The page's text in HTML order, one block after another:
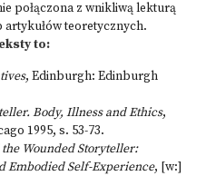
połączona z wnikliwą lekturą
teoretycznych.
to:
, Edinburgh: Edinburgh
Body, Illness and Ethics,
1995, s. 53-73.
Wounded Storyteller:
Embodied Self-Experience, [w:]